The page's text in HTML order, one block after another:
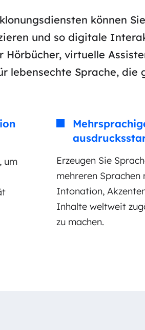
können
und so digitale
Hörbücher, virtuelle
lebensechte Sprache, die
um
Erzeugen Sie
mehreren
Intonation,
Inhalte weltweit
zu machen.